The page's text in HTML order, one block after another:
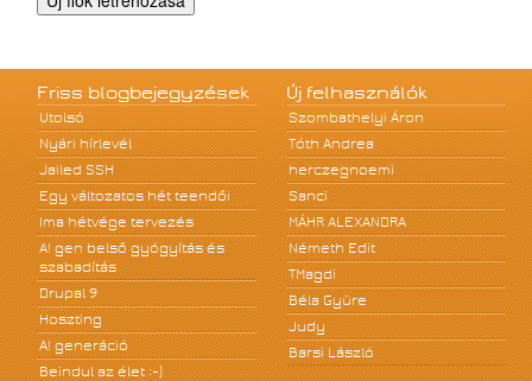
Friss blogbejegyzések
Utolsó
Nyári hírlevél
Jailed SSH
Egy változatos hét teendői
Ima hétvége tervezés
A! gen belső gyógyítás és
szabadítás
Drupal 9
Hoszting
A! generáció
Beindul az élet :-)
Új felhasználók
Szombathelyi Áron
Tóth Andrea
herczegnoemi
Sanci
MÁHR ALEXANDRA
Németh Edit
TMagdi
Béla Gyüre
Judy
Barsi László